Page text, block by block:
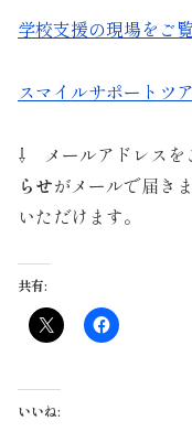
学校支援の現場をご
スマイルサポートツ
⇩ メールアドレスを
らせがメールで届き
いただけます。
共有:
いいね: